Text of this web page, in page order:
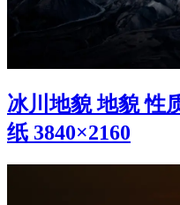
冰川地貌 地貌 性
纸 3840×2160